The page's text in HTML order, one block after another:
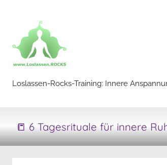
springen
Loslassen-
Rocks-
Loslassen-Rocks-Training: Innere
📒 6 Tagesrituale für innere